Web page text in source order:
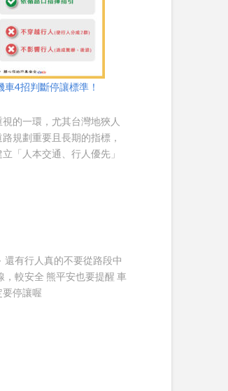
4招判斷停讓標準！
的一環，尤其台灣地狹人
規劃重要且長期的指標，
「人本交通、行人優先」
還有行人真的不要從路段中
，較安全 熊平安也要提醒 車
停讓喔